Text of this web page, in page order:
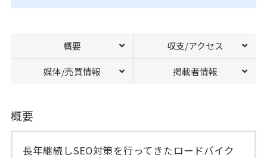
概要 収支/アクセス
媒体/売買情報 掲載者情報
概要
長年継続しSEO対策を行ってきたロードバイク